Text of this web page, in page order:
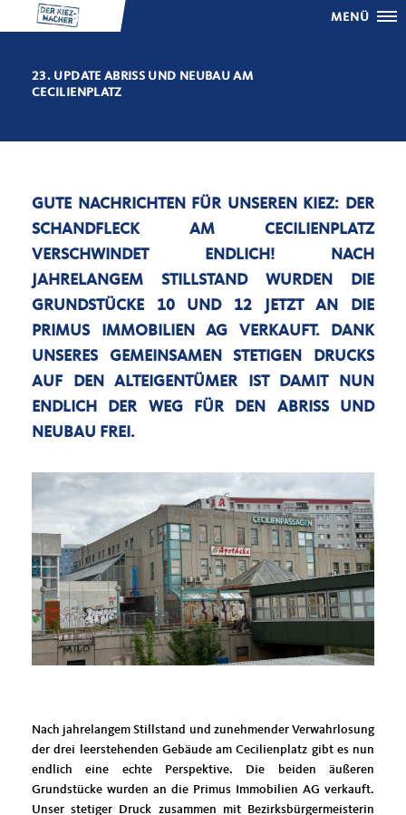
MENÜ
23. UPDATE ABRISS UND NEUBAU AM
CECILIENPLATZ
GUTE NACHRICHTEN FÜR UNSEREN KIEZ: DER
SCHANDFLECK AM CECILIENPLATZ
VERSCHWINDET ENDLICH! NACH
JAHRELANGEM STILLSTAND WURDEN DIE
GRUNDSTÜCKE 10 UND 12 JETZT AN DIE
PRIMUS IMMOBILIEN AG VERKAUFT. DANK
UNSERES GEMEINSAMEN STETIGEN DRUCKS
AUF DEN ALTEIGENTÜMER IST DAMIT NUN
ENDLICH DER WEG FÜR DEN ABRISS UND
NEUBAU FREI.
Nach jahrelangem Stillstand und zunehmender Verwahrlosung
der drei leerstehenden Gebäude am Cecilienplatz gibt es nun
endlich eine echte Perspektive. Die beiden äußeren
Grundstücke wurden an die Primus Immobilien AG verkauft.
Unser stetiger Druck zusammen mit Bezirksbürgermeisterin